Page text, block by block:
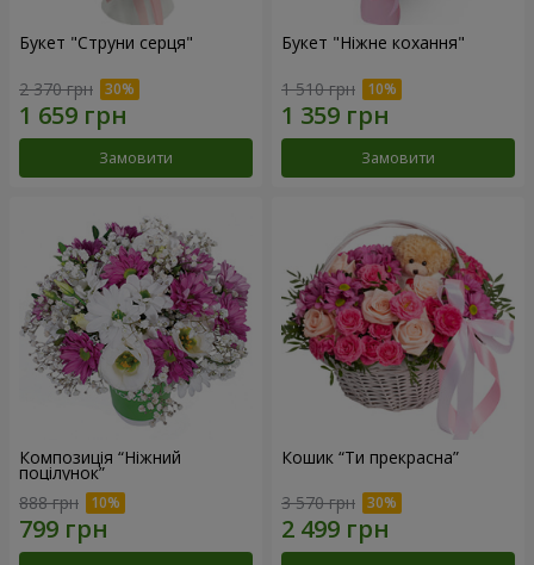
Букет "Струни серця"
2 370 грн
Замовити
Букет "Ніжне кохання"
1 510 грн
Замовити
Композиція “Ніжний
поцілунок”
888 грн
Кошик “Ти прекрасна”
3 570 грн